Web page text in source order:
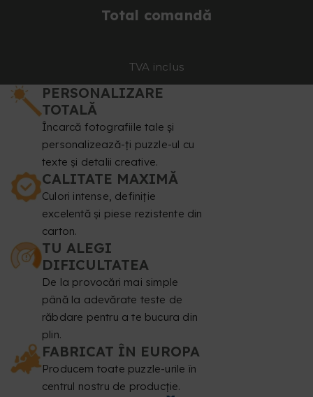
Total comandă
TVA inclus
PERSONALIZARE
TOTALĂ
Încarcă fotografiile tale și
personalizează-ți puzzle-ul cu
texte și detalii creative.
CALITATE MAXIMĂ
Culori intense, definiție
excelentă și piese rezistente din
carton.
TU ALEGI
DIFICULTATEA
De la provocări mai simple
până la adevărate teste de
răbdare pentru a te bucura din
plin.
FABRICAT ÎN EUROPA
Producem toate puzzle-urile în
centrul nostru de producție.